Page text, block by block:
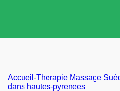
Accueil -Thérapie Massage
dans hautes-pyrenees